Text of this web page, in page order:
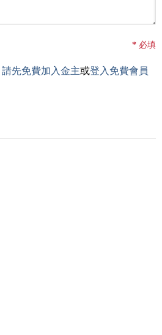
* 必填
請先免費加入金主或登入免費會員